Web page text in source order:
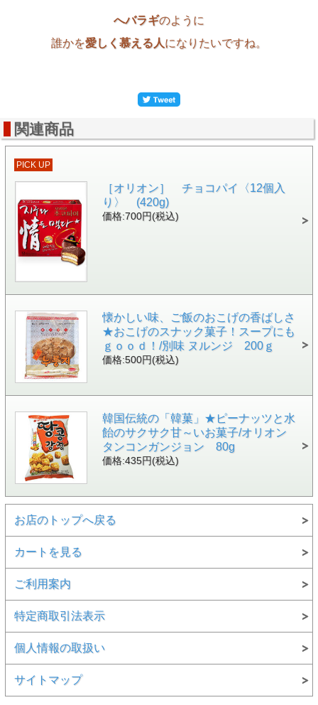
へバラギのように
誰かを愛しく慕える人になりたいですね。
関連商品
PICK UP
［オリオン］ チョコパイ〈12個入
り〉 (420g)
価格:700円(税込)
懐かしい味、ご飯のおこげの香ばしさ
★おこげのスナック菓子！スープにも
ｇｏｏｄ！/別味 ヌルンジ 200ｇ
価格:500円(税込)
韓国伝統の「韓菓」★ピーナッツと水
飴のサクサク甘～いお菓子/オリオン
タンコンガンジョン 80g
価格:435円(税込)
お店のトップへ戻る
カートを見る
ご利用案内
特定商取引法表示
個人情報の取扱い
サイトマップ